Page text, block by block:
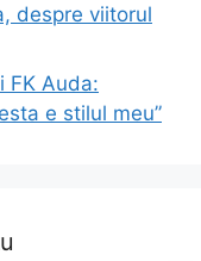
despre viitorul
FK Auda:
e stilul meu”